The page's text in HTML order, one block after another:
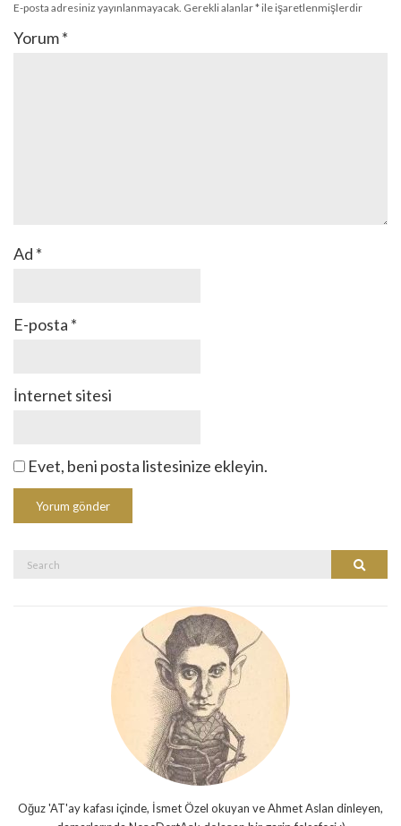
E-posta adresiniz yayınlanmayacak. Gerekli alanlar*ile işaretlenmişlerdir
Yorum*
Ad *
E-posta *
İnternet sitesi
Evet, beni posta listesinize ekleyin.
Search
Oğuz 'AT'ay kafası içinde, İsmet Özel okuyan ve Ahmet Aslan dinleyen,